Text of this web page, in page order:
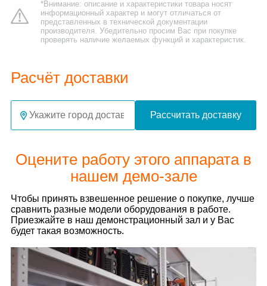
*Внимание: описание и характеристики товара носят
информационный характер и могут отличаться от
представленных в технической документации
производителя. Убедительно просим Вас при покупке
проверять наличие желаемых функций и характеристик.
Расчёт доставки
Рассчитать доставку
Оцените работу этого аппарата в
нашем демо-зале
Чтобы принять взвешенное решение о покупке, лучше
сравнить разные модели оборудования в работе.
Приезжайте в наш демонстрационный зал и у Вас
будет такая возможность.